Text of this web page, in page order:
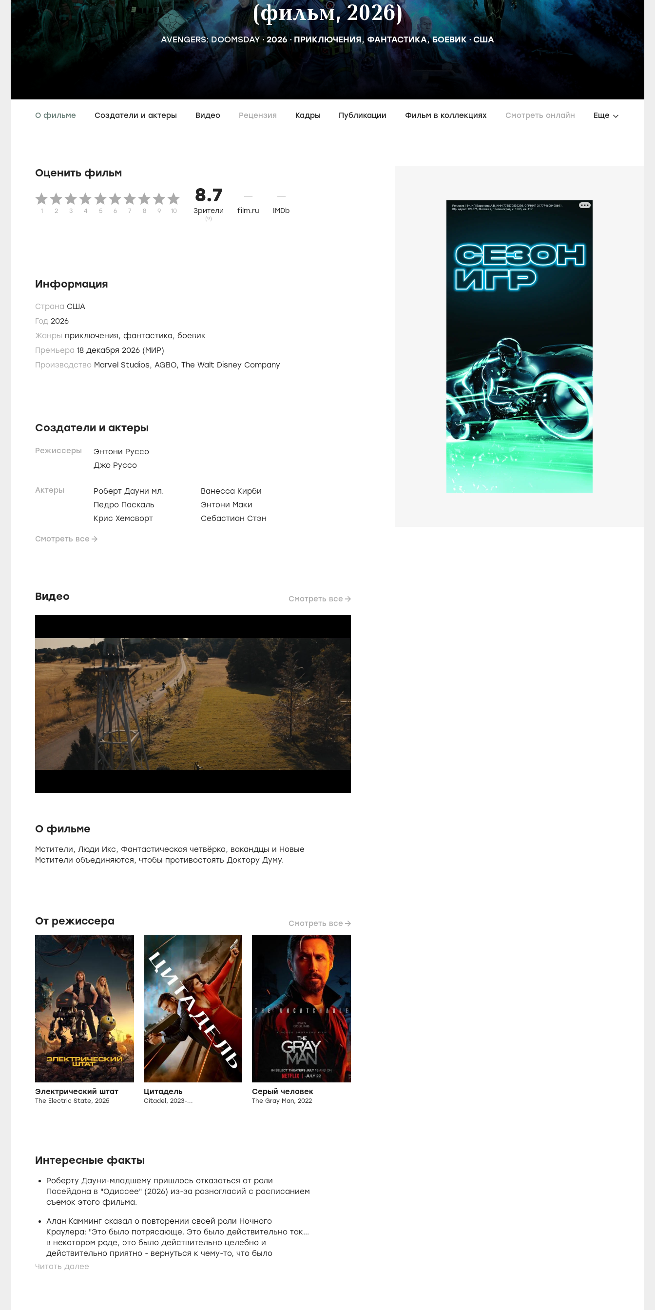
(фильм, 2026)
AVENGERS: DOOMSDAY 2026 ПРИКЛЮЧЕНИЯ, ФАНТАСТИКА,БОЕВИК США
О фильме Создатели и актеры Видео Рецензия Кадры Публикации Фильм в коллекциях Смотреть онлайн Еще
Оценить фильм
1 2 3 4 5 6 7 8 9 10
8.7
Зрители
(9)
—
film.ru
—
IMDb
Информация
Страна США
Год 2026
Жанры приключения, фантастика, боевик
Премьера 18 декабря 2026 (МИР)
Производство
Marvel Studios, AGBO, The Walt Disney Company
Создатели и актеры
Режиссеры
Энтони Руссо
Джо Руссо
Актеры
Роберт Дауни мл.
Педро Паскаль
Крис Хемсворт
Ванесса Кирби
Энтони Маки
Себастиан Стэн
Смотреть все
Видео Смотреть все
P
a
u
e
m
L
o
a
d
0
%
О фильме
Мстители, Люди Икс, Фантастическая четвёрка, вакандцы и Новые
Мстители объединяются, чтобы противостоять Доктору Думу.
От режиссера Смотреть все
Электрический штат
The Electric State, 2025
Цитадель
Citadel, 2023-...
Серый человек
The Gray Man, 2022
Интересные факты
Роберту Дауни-младшему пришлось отказаться от роли
Посейдона в "Одиссее" (2026) из-за разногласий с расписанием
съемок этого фильма.
Алан Камминг сказал о повторении своей роли Ночного
Краулера: "Это было потрясающе. Это было действительно так...
в некотором роде, это было действительно целебно и
действительно приятно - вернуться к чему-то, что было
ужасным опытом, когда я делал это в первый раз".;